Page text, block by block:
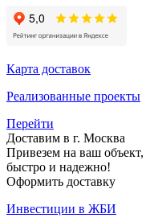
Карта доставок
Реализованные проекты
Перейти
Доставим в г. Москва
Привезем на ваш объект,
быстро и надежно!
Оформить доставку
Инвестиции в ЖБИ